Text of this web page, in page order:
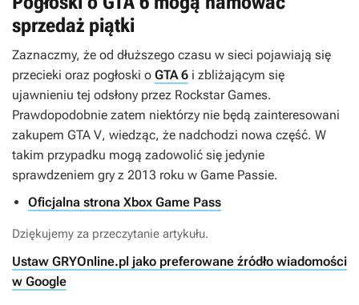
sprzedaż piątki
Zaznaczmy, że od dłuższego czasu w sieci pojawiają się
przecieki oraz pogłoski o GTA 6 i zbliżającym się
ujawnieniu tej odsłony przez Rockstar Games.
Prawdopodobnie zatem niektórzy nie będą zainteresowani
zakupem GTA V, wiedząc, że nadchodzi nowa część. W
takim przypadku mogą zadowolić się jedynie
sprawdzeniem gry z 2013 roku w Game Passie.
Oficjalna strona Xbox Game Pass
Dziękujemy za przeczytanie artykułu.
Ustaw GRYOnline.pl jako preferowane źródło wiadomości
w Google